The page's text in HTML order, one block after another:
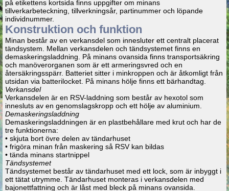
på etikettens kortsida finns uppgifter om minans
tillverkarbeteckning, tillverkningsår, partinummer och löpande
individnummer.
Konstruktion och funktion
Minan består av en verkansdel som innesluter ett centralt placerat
tändsystem. Mellan verkansdelen och tändsystemet finns en
demaskeringsladdning. På minans ovansida finns transportsäkring
och manöverorganen som är ett armeringsvred och en
återsäkringsspärr. Batteriet sitter i minkroppen och är åtkomligt från
utsidan via batterilocket. På minans hölje finns ett bärhandtag.
Verkansdel
Verkansdelen är en RSV-laddning som består av hexotol som
innesluts av en genomslagskropp och ett hölje av aluminium.
Demaskeringsladdning
Demaskeringsladdningen är en plastbehållare med krut och har de
tre funktionerna:
• skjuta bort övre delen av tändarhuset
• frigöra minan från maskering så RSV kan bildas
• tända minans startnippel
Tändsystemet
Tändsystemet består av tändarhuset med ett lock, som är inbyggt i
ett tätat utrymme. Tändarhuset monteras i verkansdelen med
bajonettfattning och är låst med bleck på minans ovansida.